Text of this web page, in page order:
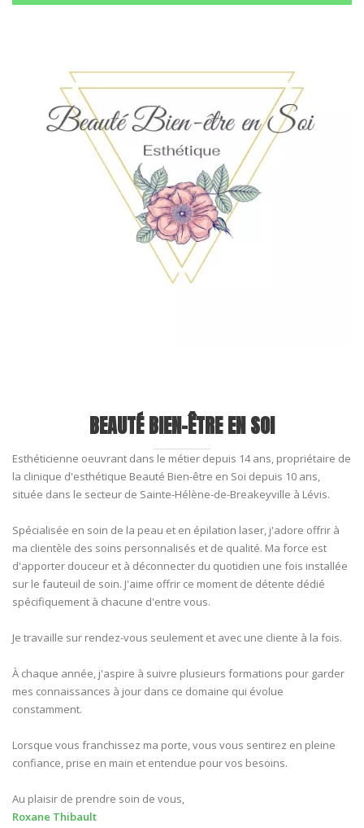
BEAUTÉ BIEN-ÊTRE EN SOI
Esthéticienne oeuvrant dans le métier depuis 14 ans, propriétaire de
la clinique d'esthétique Beauté Bien-être en Soi depuis 10 ans,
située dans le secteur de Sainte-Hélène-de-Breakeyville à Lévis.
Spécialisée en soin de la peau et en épilation laser, j'adore offrir à
ma clientèle des soins personnalisés et de qualité. Ma force est
d'apporter douceur et à déconnecter du quotidien une fois installée
sur le fauteuil de soin. J'aime offrir ce moment de détente dédié
spécifiquement à chacune d'entre vous.
Je travaille sur rendez-vous seulement et avec une cliente à la fois.
À chaque année, j'aspire à suivre plusieurs formations pour garder
mes connaissances à jour dans ce domaine qui évolue
constamment.
Lorsque vous franchissez ma porte, vous vous sentirez en pleine
confiance, prise en main et entendue pour vos besoins.
Au plaisir de prendre soin de vous,
Roxane Thibault